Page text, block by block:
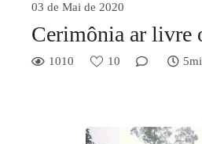
03 de Mai de 2020
Cerimônia ar livre
1010 10